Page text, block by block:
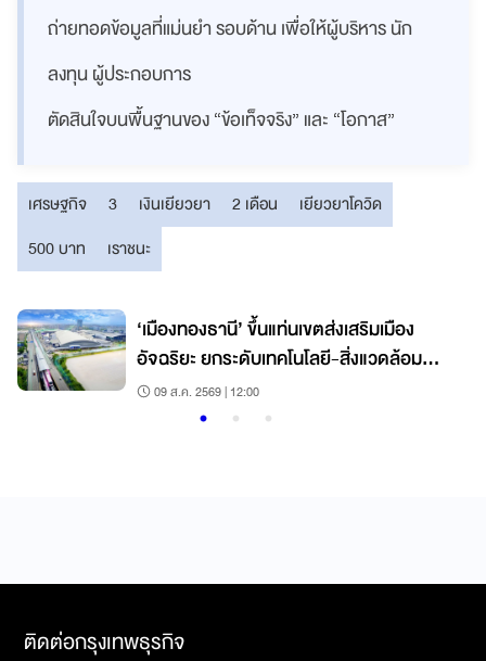
ถ่ายทอดข้อมูลที่แม่นยำ รอบด้าน เพื่อให้ผู้บริหาร นัก
ลงทุน ผู้ประกอบการ
ตัดสินใจบนพื้นฐานของ “ข้อเท็จจริง” และ “โอกาส”
เศรษฐกิจ 3 เงินเยียวยา 2 เดือน
เยียวยาโควิด
500 บาท
เราชนะ
‘เมืองทองธานี’ ขึ้นแท่นเขตส่งเสริมเมือง
อัจฉริยะ ยกระดับเทคโนโลยี-สิ่งแวดล้อม
เคลื่อนเศรษฐกิจ
09 ส.ค. 2569 | 12:00
ติดต่อกรุงเทพธุรกิจ